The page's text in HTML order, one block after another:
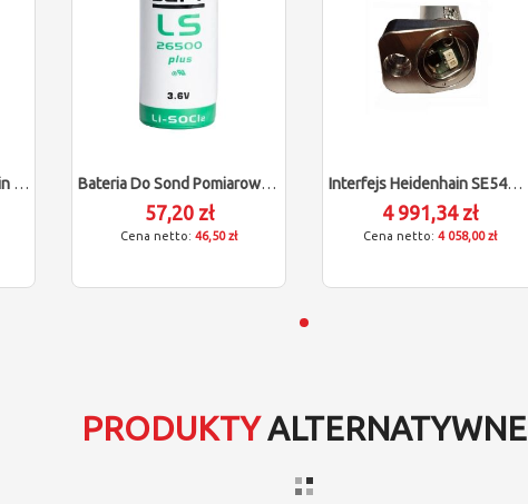
Trzpień Prosty Heidenhain (M3/L40/D5) Bateria Do Sond Pomiarowych SAFT (3.6V)
57,20 zł
46,50 zł
Interfejs Heidenhain SE540 (dostawa 16-18 Tygodni)
4 991,34 zł
4 058,00 zł
PRODUKTYALTERNATYWNE